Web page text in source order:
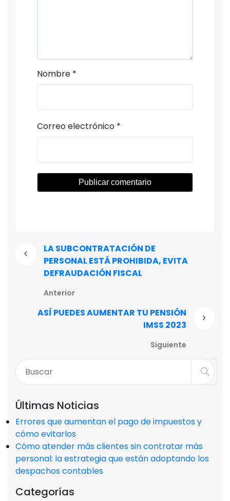
Nombre *
Correo electrónico *
LA SUBCONTRATACIÓN DE
PERSONAL ESTÁ PROHIBIDA, EVITA
DEFRAUDACIÓN FISCAL
Anterior
ASÍ PUEDES AUMENTAR TU PENSIÓN
IMSS 2023
Siguiente
Últimas Noticias
Errores que aumentan el pago de impuestos y
cómo evitarlos
Cómo atender más clientes sin contratar más
personal: la estrategia que están adoptando los
despachos contables
Categorías